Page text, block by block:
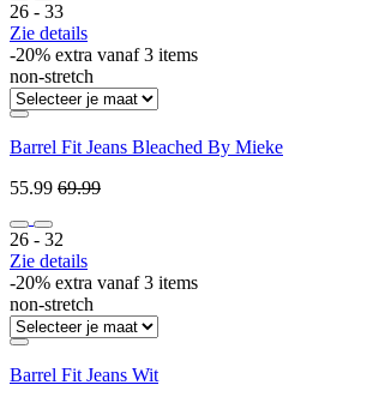
26 ‐ 33
Zie details
-20% extra vanaf 3 items
non-stretch
Barrel Fit Jeans Bleached By Mieke
55.99 69.99
26 ‐ 32
Zie details
-20% extra vanaf 3 items
non-stretch
Barrel Fit Jeans Wit